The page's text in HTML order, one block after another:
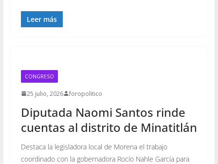
Leer más
CONGRESO
25 julio, 2026 foropolitico
Diputada Naomi Santos rinde
cuentas al distrito de Minatitlán
Destaca la legisladora local de Morena el trabajo
coordinado con la gobernadora Rocío Nahle García para